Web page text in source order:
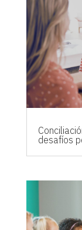
desafíos